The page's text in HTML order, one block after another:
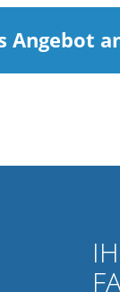
Angebot